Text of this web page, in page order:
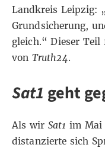
Landkreis Leipzig:
Grundsicherung,
gleich.“ Dieser
von Truth24.
Sat1 geht
Als wir Sat1 im Mai
distanzierte sich